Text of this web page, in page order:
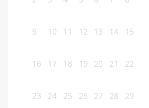
9 10 11 12 13 14 15
16 17 18 19 20 21 22
23 24 25 26 27 28 29